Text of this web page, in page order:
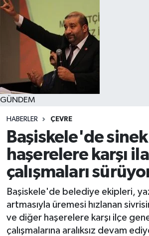
GÜNDEM
HABERLER ÇEVRE
Başiskele'de
haşerelere karşı
çalışmaları
Başiskele'de belediye ekipleri, yaz
artmasıyla üremesi hızlanan
ve diğer haşerelere karşı ilçe
çalışmalarına aralıksız devam